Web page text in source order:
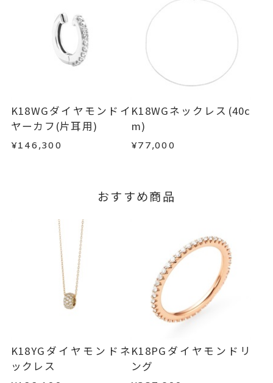
※お急ぎの方はご注文前にお問い合わせくださ
い。事前に現在の納期状況を確認いたします。
お届け予定日はご注文から2営業日以内にメールに
こちら
・過度な交換・返品を繰り返している場合
商品の品質には万全を期しておりますが、万が一
不良品の場合、またはご注文のお品と異なる場合
は、早急に商品を交換させていただきます。
お手数ですが商品到着後7日間以内に、お電話また
はお問い合わせフォームよりご連絡ください。
この場合の返送料は弊社にて負担いたしますの
で、着払いにてご返送ください。
詳細はこちら
K18WGダイヤモンドイ
ヤーカフ(片耳用)
¥146,300
K18WGネックレス(40c
m)
¥77,000
おすすめ商品
K18YGダイヤモンドネ
ックレス
K18PGダイヤモンドリ
ング